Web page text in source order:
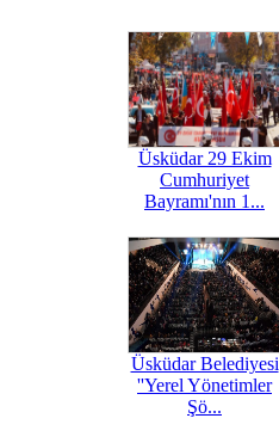
Üsküdar 29 Ekim
Cumhuriyet
Bayramı'nın 1...
Üsküdar Belediyesi
''Yerel Yönetimler
Şö...